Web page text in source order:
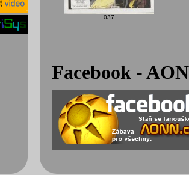
037
Facebook -